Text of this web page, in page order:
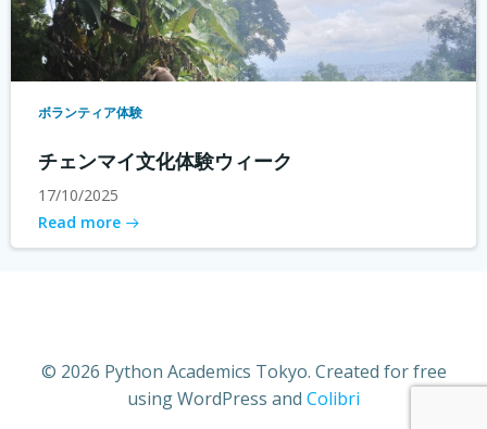
ボランティア体験
チェンマイ文化体験ウィーク
17/10/2025
Read more
© 2026 Python Academics Tokyo. Created for free
using WordPress and Colibri